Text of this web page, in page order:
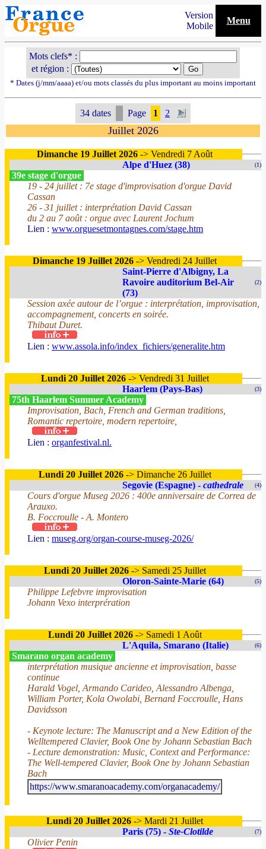
Version
Mobile
Menu
Mots clefs* :
et région :
* Dates (j/mm/aaaa) et/ou mots classés du plus important au moins important
34 dates Page 1 2
Juillet 2026
Dimanche 19 Juillet 2026 -> Vendredi 7 Août
Alpe d'Huez (38)
(1)
39e stage d'orgue
19 - 24 juillet : 7e stage d'improvisation d'orgue David
Cassan
26 - 31 juillet : interprétation David Cassan
du 2 au 7 août : orgue avec Laurent Jochum
Lien : www.orguesetmontagnes.com/stage.htm
Dimanche 19 Juillet 2026 -> Vendredi 24 Juillet
Saint-Pierre d'Albigny, La
Ravoire auditorium Bel-Air
(73)
(2)
Session axée autour de l’orgue : interprétation, improvisation,
accompagnement, concerts en soirée.
Thibaut Duret.
Lien : www.assola.info/index_fichiers/generalite.htm
Lundi 20 Juillet 2026-> Vendredi 31 Juillet
Haarlem (Pays-Bas)
(3)
75th Haarlem Summer Academy
Improvisation, Bach, French and German traditions,
Romantic repertoire, modern repertoire,
Lien : organfestival.nl.
Lundi 20 Juillet 2026-> Dimanche 26 Juillet
Segovie (Espagne) - cathedrale (4)
Cours d'orgue Museg 2026 : 400e anniversaire de Correa de
Arauxo.
B. Foccroulle - A. Montero
Lien : museg.org/organ-course-museg-2026/
Lundi 20 Juillet 2026-> Samedi 25 Juillet
Oloron-Sainte-Marie (64)
(5)
Philippe Lefebvre improvisation
Johann Vexo interprération
Lundi 20 Juillet 2026-> Samedi 1 Août
L'Aquila, Smarano (Italie)
(6)
Smarano organ academy
interprétation musique ancienne et improvisation, basse
continue
Harald Vogel, Armando Carideo, Alessandro Albenga,
William Porter, Kola Owolabi, Bernard Foccroulle, Hans
Davidsson
- Keynote lecture: The Manuscript and a New Edition of the
Welltempered Clavier, Book One by Johann Sebastian Bach
- Lecture demonstration: Music, Context and Performance:
The Well-tempered Clavier, Book One by Johann Sebastian
Bach
https://www.smaranoacademy.com/organacademy/
Lundi 20 Juillet 2026 -> Mardi 21 Juillet
Paris (75) - Ste-Clotilde (7)
Olivier Penin